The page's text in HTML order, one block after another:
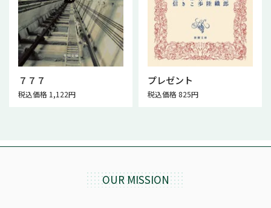
７７７
税込価格 1,122円
プレゼント
税込価格 825円
OUR MISSION